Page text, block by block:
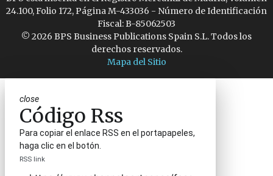
24.100, Folio 172, Página M-433036 - Número de Identificación
Fiscal: B-85062503
© 2026 BPS Business Publications Spain S.L. Todos los
derechos reservados.
Mapa del Sitio
close
Código Rss
Para copiar el enlace RSS en el portapapeles,
haga clic en el botón.
RSS link